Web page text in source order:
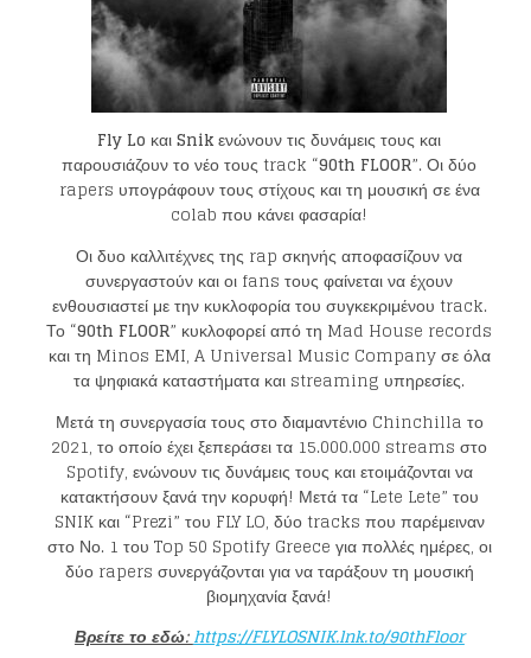
Fly Lo καιSnikενώνουν τις δυνάμεις τους και
παρουσιάζουν το νέο τους track “90th FLOOR”. Οι δύο
rapers υπογράφουν τους στίχους και τη μουσική σε ένα
colab που κάνει φασαρία!
Οι δυο καλλιτέχνες της rap σκηνής αποφασίζουν να
συνεργαστούν και οι fans τους φαίνεται να έχουν
ενθουσιαστεί με την κυκλοφορία του συγκεκριμένου track.
Το “90th FLOOR” κυκλοφορεί από τη Mad House records
και τη Minos EMI, A Universal Music Company σε όλα
τα ψηφιακά καταστήματα και streaming υπηρεσίες.
Μετά τη συνεργασία τους στο διαμαντένιο Chinchilla το
2021, το οποίο έχει ξεπεράσει τα 15.000.000 streams στο
Spotify, ενώνουν τις δυνάμεις τους και ετοιμάζονται να
κατακτήσουν ξανά την κορυφή! Μετά τα “Lete Lete” του
SNIK και “Prezi” του FLY LO, δύο tracks που παρέμειναν
στο Νο. 1 του Top 50 Spotify Greece για πολλές ημέρες, οι
δύο rapers συνεργάζονται για να ταράξουν τη μουσική
βιομηχανία ξανά!
Βρείτε το εδώ:https://FLYLOSNIK.lnk.to/90thFloor